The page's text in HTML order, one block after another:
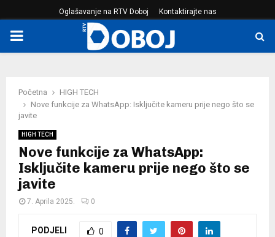
Oglašavanje na RTV Doboj Kontaktirajte nas
PRIMARY
Početna
HIGH TECH
Nove funkcije za WhatsApp: Isključite kameru prije nego što se
javite
HIGH TECH
Nove funkcije za WhatsApp:
Isključite kameru prije nego što se
javite
7. Aprila 2025. 0
PODJELI 0